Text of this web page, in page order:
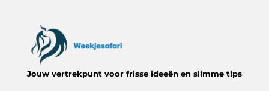
Jouw vertrekpunt voor frisse ideeën en slimme tips